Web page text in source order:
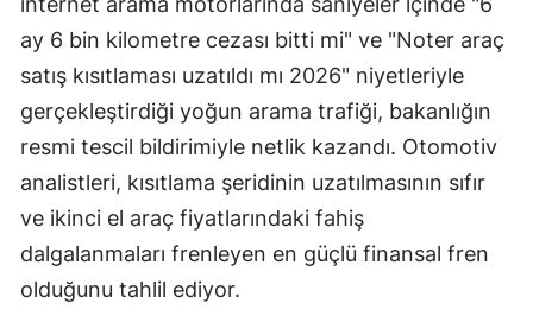
ay 6 bin kilometre cezası bitti mi" ve "Noter araç
satış kısıtlaması uzatıldı mı 2026" niyetleriyle
gerçekleştirdiği yoğun arama trafiği, bakanlığın
resmi tescil bildirimiyle netlik kazandı. Otomotiv
analistleri, kısıtlama şeridinin uzatılmasının sıfır
ve ikinci el araç fiyatlarındaki fahiş
dalgalanmaları frenleyen en güçlü finansal fren
olduğunu tahlil ediyor.